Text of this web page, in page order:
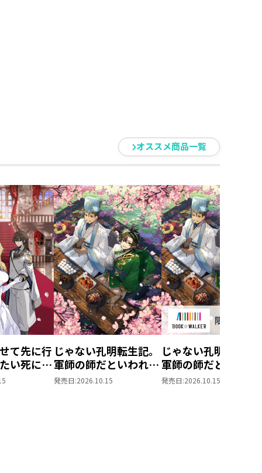
オススメ商品一覧
て先に行
い死にた
宇宙下剋
じゃない孔明転生記。
軍師の師だといわれま
しても5
発売日:2026.10.15
じゃない孔明転生記
軍師の師だといわれ
しても
発売日:2026.10.15